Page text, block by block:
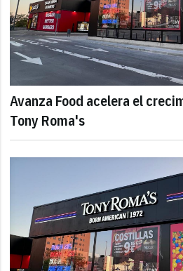
Avanza Food acelera el
Tony Roma's